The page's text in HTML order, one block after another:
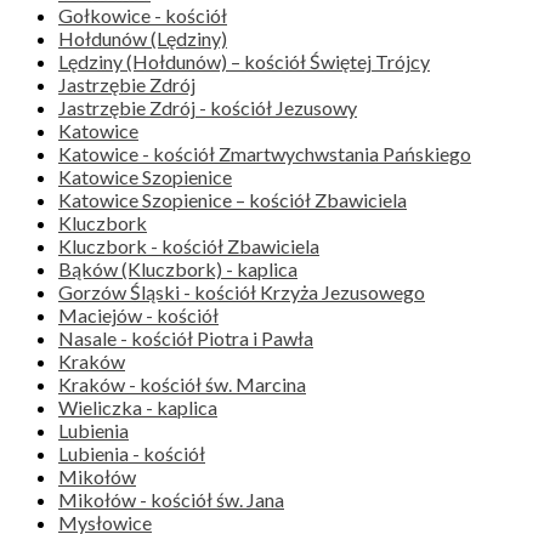
Gołkowice - kościół
Hołdunów (Lędziny)
Lędziny (Hołdunów) – kościół Świętej Trójcy
Jastrzębie Zdrój
Jastrzębie Zdrój - kościół Jezusowy
Katowice
Katowice - kościół Zmartwychwstania Pańskiego
Katowice Szopienice
Katowice Szopienice – kościół Zbawiciela
Kluczbork
Kluczbork - kościół Zbawiciela
Bąków (Kluczbork) - kaplica
Gorzów Śląski - kościół Krzyża Jezusowego
Maciejów - kościół
Nasale - kościół Piotra i Pawła
Kraków
Kraków - kościół św. Marcina
Wieliczka - kaplica
Lubienia
Lubienia - kościół
Mikołów
Mikołów - kościół św. Jana
Mysłowice